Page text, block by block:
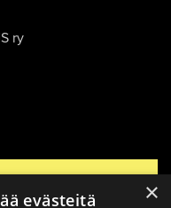
ry
×
evästeitä